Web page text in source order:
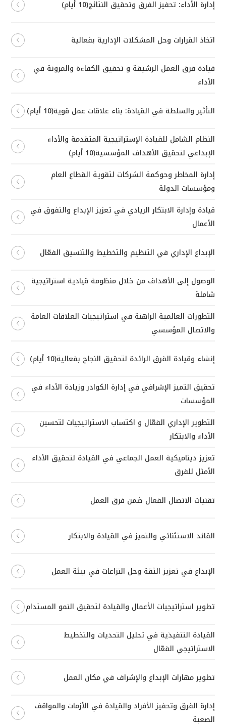
إدارة الأداء: تحفيز الفرق وتحقيق النتائج(10 أيام)
اتخاذ القرارات وحل المشكلات الإدارية بفعالية
قيادة فرق العمل الرشيقة و تحقيق الكفاءة والمرونة في
الأداء
التأثير والسلطة في القيادة: بناء علاقات عمل قوية(10 أيام)
النظام الشامل للقيادة الإستراتيجية المتقدمة والأداء
الإبداعي لتحقيق الأهداف المؤسسية(10 أيام)
إدارة المخاطر وحوكمة الشركات لتقوية القطاع العام
ومؤسسات الدولة
قيادة وإدارة الابتكار الريادي في تعزيز الإبداع والتفوق في
الأعمال
الإبداع الإداري في التنظيم والتخطيط والتنسيق الفعّال
الوصول إلى الأهداف من خلال منظومة قيادية استراتيجية
شاملة
التطورات العالمية الراهنة في استراتيجيات العلاقات العامة
والاتصال المؤسسي
إنشاء وقيادة الفرق الرائدة لتحقيق النجاح بفعالية(10 أيام)
تحقيق التميز الإشرافي في إدارة الكوادر وزيادة الأداء في
المؤسسات
التطوير الإداري الفعّال و اكتساب الاستراتيجيات لتحسين
الأداء والابتكار
تعزيز ديناميكية العمل الجماعي في القيادة لتحقيق الأداء
الأمثل للفرق
تقنيات الاتصال الفعال ضمن فرق العمل
القائد الاستثنائي والتميز في القيادة والابتكار
الإبداع في تعزيز الثقة وحل النزاعات في بيئة العمل
تطوير استراتيجيات الأعمال والقيادة لتحقيق النمو المستدام
القيادة التنفيذية في تحليل التحديات والتخطيط
الاستراتيجي الفعّال
تطوير مهارات الإبداع والإشراف في مكان العمل
إدارة الفرق وتحفيز الأفراد والقيادة في الأزمات والمواقف
الصعبة